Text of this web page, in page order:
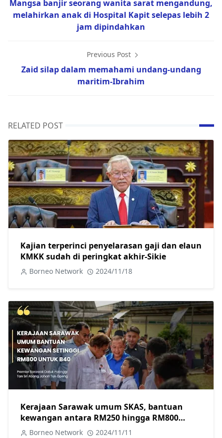
Mangsa banjir seorang wanita sarat mengandung,
melahirkan anak di Hospital Kapit selepas lebih 2
jam dipindahkan
Previous Post
Zaid silap dalam memahami undang-undang
maritim-Ibrahim
RELATED POST
Kajian terperinci penyelarasan gaji dan elaun
KMKK sudah di peringkat akhir-Sikie
Borneo Network 2024/11/18
Kerajaan Sarawak umum SKAS, bantuan
kewangan antara RM250 hingga RM800
untuk B40
Borneo Network 2024/11/11